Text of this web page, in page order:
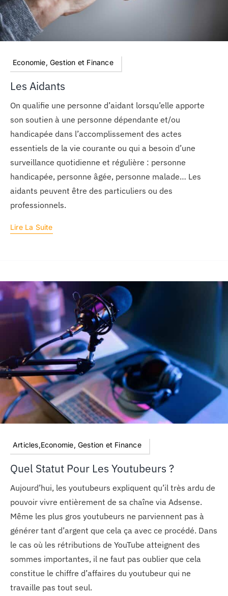
Economie, Gestion et Finance
Les Aidants
On qualifie une personne d’aidant lorsqu’elle apporte
son soutien à une personne dépendante et/ou
handicapée dans l’accomplissement des actes
essentiels de la vie courante ou qui a besoin d’une
surveillance quotidienne et régulière : personne
handicapée, personne âgée, personne malade… Les
aidants peuvent être des particuliers ou des
professionnels.
Lire La Suite
Articles,Economie, Gestion et Finance
Quel Statut Pour Les Youtubeurs ?
Aujourd’hui, les youtubeurs expliquent qu’il très ardu de
pouvoir vivre entièrement de sa chaîne via Adsense.
Même les plus gros youtubeurs ne parviennent pas à
générer tant d’argent que cela ça avec ce procédé. Dans
le cas où les rétributions de YouTube atteignent des
sommes importantes, il ne faut pas oublier que cela
constitue le chiffre d’affaires du youtubeur qui ne
travaille pas tout seul.